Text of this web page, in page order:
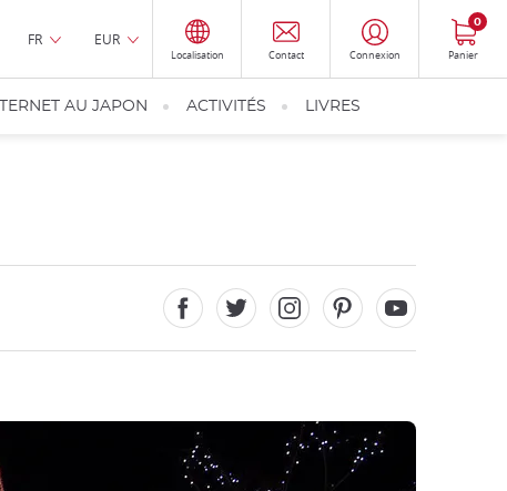
FR EUR
Localisation Contact Connexion Panier
0
AU JAPON ACTIVITÉS LIVRES